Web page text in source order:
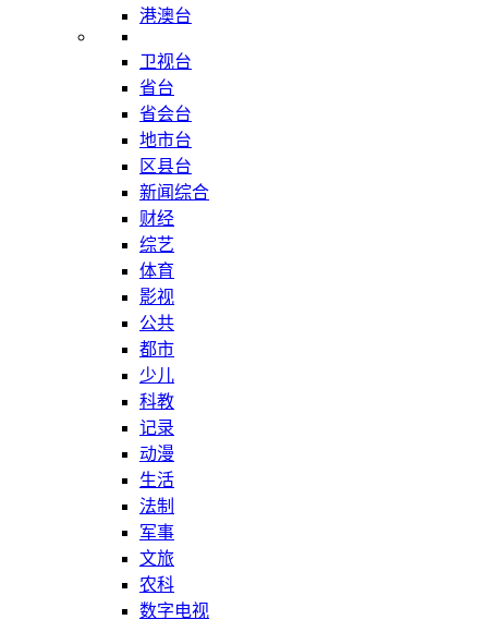
港澳台
卫视台
省台
省会台
地市台
区县台
新闻综合
财经
综艺
体育
影视
公共
都市
少儿
科教
记录
动漫
生活
法制
军事
文旅
农科
数字电视